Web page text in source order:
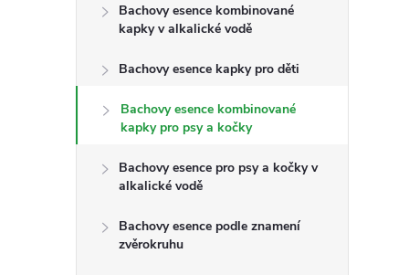
n
Bachovy esence kombinované
kapky v alkalické vodě
Bachovy esence kapky pro děti
Bachovy esence kombinované
kapky pro psy a kočky
Bachovy esence pro psy a kočky v
alkalické vodě
Bachovy esence podle znamení
zvěrokruhu